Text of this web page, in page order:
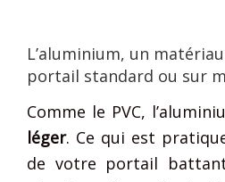
L’aluminium, un
portail standard ou sur
Comme le PVC,
léger. Ce qui est
de votre portail